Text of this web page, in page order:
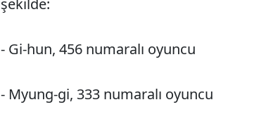
şekilde:
- Gi-hun, 456 numaralı oyuncu
- Myung-gi, 333 numaralı oyuncu